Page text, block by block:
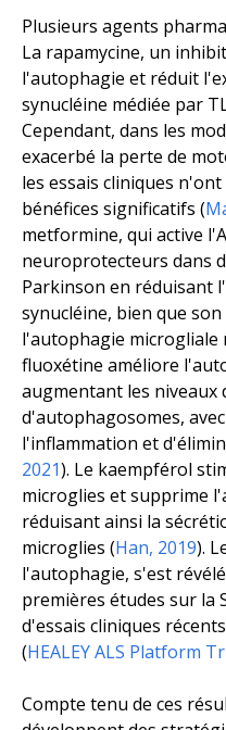
Plusieurs agents
La rapamycine, un
l'autophagie et réduit
synucléine médiée par
Cependant, dans les
exacerbé la perte de
les essais cliniques
bénéfices significatifs (
metformine, qui active
neuroprotecteurs dans
Parkinson en réduisant
synucléine, bien que
l'autophagie microgliale
fluoxétine améliore
augmentant les niveaux
d'autophagosomes,
l'inflammation et
2021). Le kaempférol
microglies et supprime
réduisant ainsi la
microglies (Han, 2019).
l'autophagie, s'est
premières études sur la
d'essais cliniques
(HEALEY ALS Platform
Compte tenu de ces